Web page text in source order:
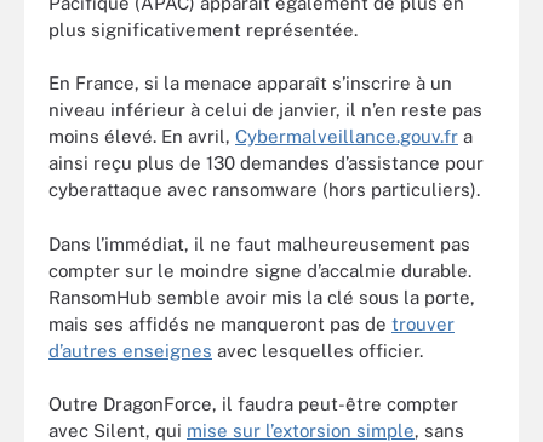
plus significativement représentée.
En France, si la menace apparaît s’inscrire à un
niveau inférieur à celui de janvier, il n’en reste pas
moins élevé. En avril, Cybermalveillance.gouv.fr a
ainsi reçu plus de 130 demandes d’assistance pour
cyberattaque avec ransomware (hors particuliers).
Dans l’immédiat, il ne faut malheureusement pas
compter sur le moindre signe d’accalmie durable.
RansomHub semble avoir mis la clé sous la porte,
mais ses affidés ne manqueront pas de trouver
d’autres enseignes avec lesquelles officier.
Outre DragonForce, il faudra peut-être compter
avec Silent, qui mise sur l’extorsion simple, sans